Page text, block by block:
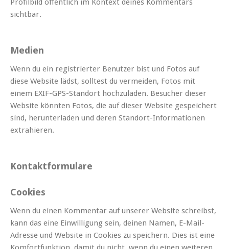
Profilbild öffentlich im Kontext deines Kommentars
sichtbar.
Medien
Wenn du ein registrierter Benutzer bist und Fotos auf
diese Website lädst, solltest du vermeiden, Fotos mit
einem EXIF-GPS-Standort hochzuladen. Besucher dieser
Website könnten Fotos, die auf dieser Website gespeichert
sind, herunterladen und deren Standort-Informationen
extrahieren.
Kontaktformulare
Cookies
Wenn du einen Kommentar auf unserer Website schreibst,
kann das eine Einwilligung sein, deinen Namen, E-Mail-
Adresse und Website in Cookies zu speichern. Dies ist eine